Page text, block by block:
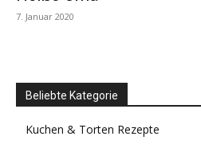
7. Januar 2020
Beliebte Kategorie
Kuchen & Torten Rezepte